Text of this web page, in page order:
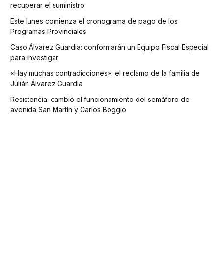
recuperar el suministro
Este lunes comienza el cronograma de pago de los
Programas Provinciales
Caso Álvarez Guardia: conformarán un Equipo Fiscal Especial
para investigar
«Hay muchas contradicciones»: el reclamo de la familia de
Julián Álvarez Guardia
Resistencia: cambió el funcionamiento del semáforo de
avenida San Martín y Carlos Boggio